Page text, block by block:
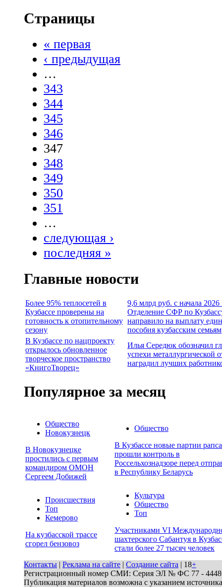
Страницы
« первая
‹ предыдущая
…
343
344
345
346
347
348
349
350
351
…
следующая ›
последняя »
Главные новости
Более 95% теплосетей в
Кузбассе проверены на
готовность к отопительному
сезону
9,6 млрд руб. с начала 2026
Отделение СФР по
направило на выплату
пособия кузбасским семьям
В Кузбассе по нацпроекту
открылось обновленное
творческое пространство
«КнигоТворец»
Илья Середюк обозначил
успехи металлургической
наградил лучших
Популярное за месяц
Общество
Новокузнецк
В Новокузнецке
простились с первым
командиром ОМОН
Сергеем Добижей
Общество
В Кузбассе новые партии рапса
прошли контроль в
Россельхознадзоре перед
в Республику Беларусь
Происшествия
Топ
Кемерово
На кузбасской трассе
сгорел бензовоз
Культура
Общество
Топ
Участниками VI
шахтерского Сабантуя в
стали более 27 тысяч человек
Контакты | Реклама на сайте | Создание сайта | 18+
Регистрационный номер СМИ: Серия ЭЛ № ФС 77 - 44486
Публикация материалов возможна с указанием